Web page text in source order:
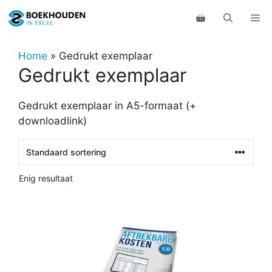
naar
inhoudHome » Gedrukt exemplaar
Gedrukt exemplaar
Gedrukt exemplaar in A5-formaat (+
downloadlink)
Enig resultaat